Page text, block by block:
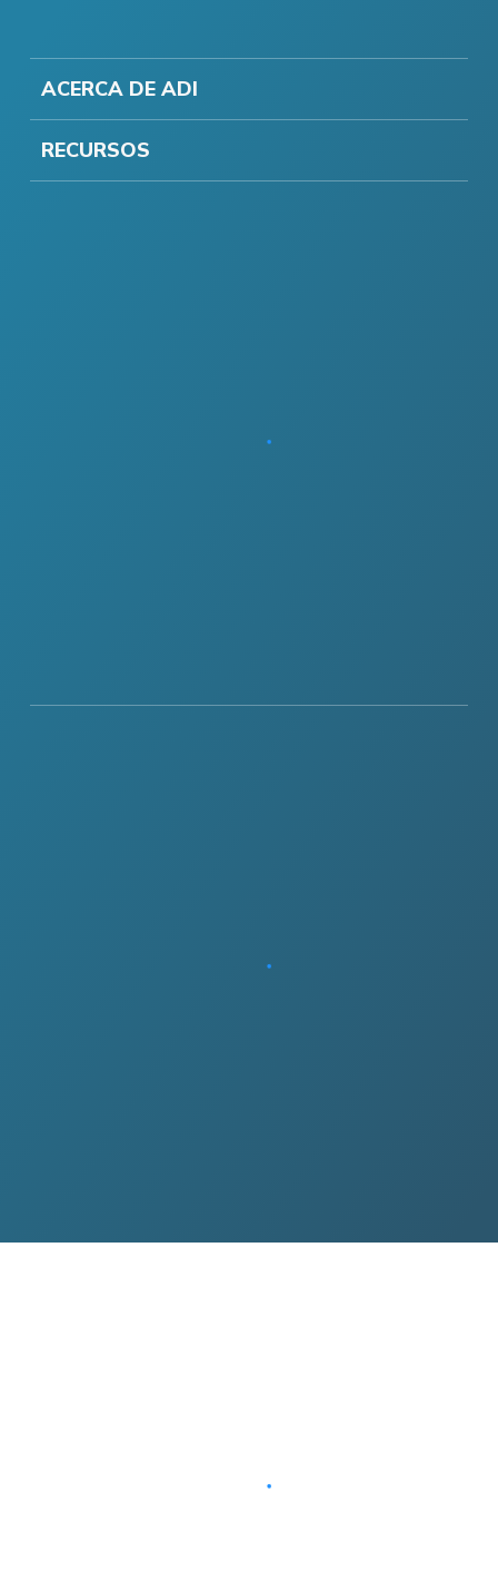
ACERCA DE ADI
RECURSOS